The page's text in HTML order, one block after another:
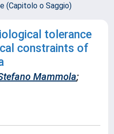
(Capitolo o Saggio)
tolerance
constraints of
Mammola;